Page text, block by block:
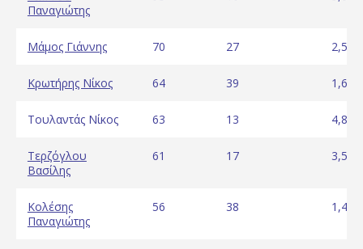
Παναγιώτης
Μάμος Γιάννης 70 27 2,59
Κρωτήρης Νίκος 64 39 1,64
Τουλαντάς Νίκος 63 13 4,85
Τερζόγλου
Βασίλης
61 17 3,59
Κολέσης
Παναγιώτης
56 38 1,47